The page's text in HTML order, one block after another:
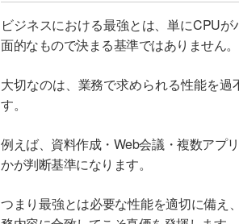
ビジネスにおける最強とは、単にCPU
面的なもので決まる基準ではありません。
大切なのは、業務で求められる性能を過
す。
例えば、資料作成・Web会議・複数アプ
かが判断基準になります。
つまり最強とは必要な性能を適切に備え